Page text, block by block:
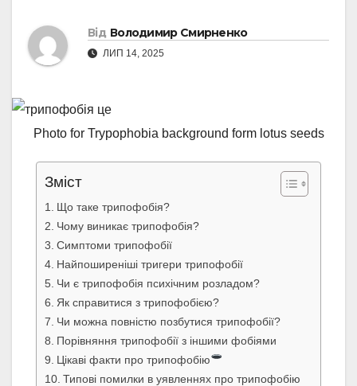
Від Володимир Смирненко
ЛИП 14, 2025
Photo for Trypophobia background form lotus seeds
Зміст
Що таке трипофобія?
Чому виникає трипофобія?
Симптоми трипофобії
Найпоширеніші тригери трипофобії
Чи є трипофобія психічним розладом?
Як справитися з трипофобією?
Чи можна повністю позбутися трипофобії?
Порівняння трипофобії з іншими фобіями
Цікаві факти про трипофобію
Типові помилки в уявленнях про трипофобію